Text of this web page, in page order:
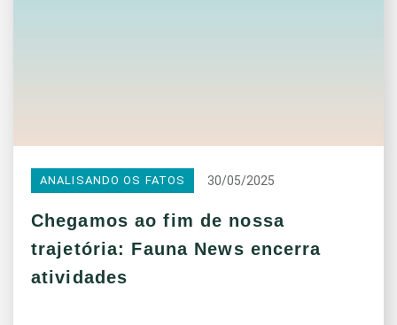
ANALISANDO OS FATOS 30/05/2025
Chegamos ao fim de nossa
trajetória: Fauna News encerra
atividades